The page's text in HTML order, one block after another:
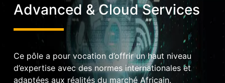
Advanced & Cloud Services
Ce pôle a pour vocation d’offrir un haut niveau
d’expertise avec des normes internationales et
adaptées aux réalités du marché Africain.